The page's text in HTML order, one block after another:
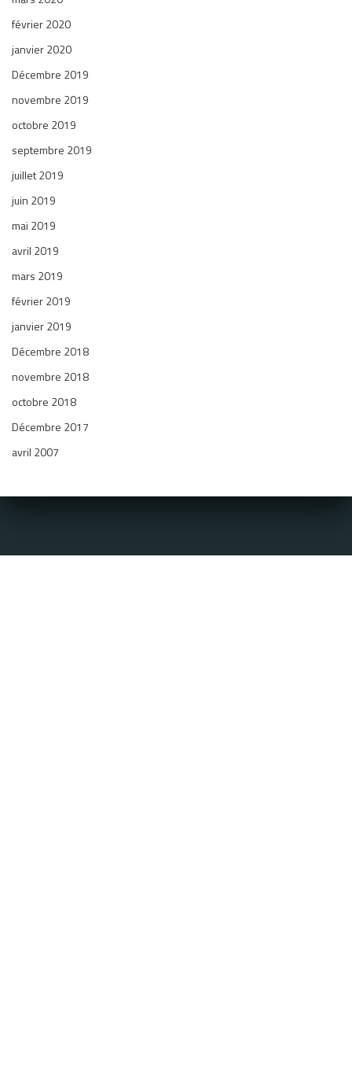
février 2020
janvier 2020
Décembre 2019
novembre 2019
octobre 2019
septembre 2019
juillet 2019
juin 2019
mai 2019
avril 2019
mars 2019
février 2019
janvier 2019
Décembre 2018
novembre 2018
octobre 2018
Décembre 2017
avril 2007